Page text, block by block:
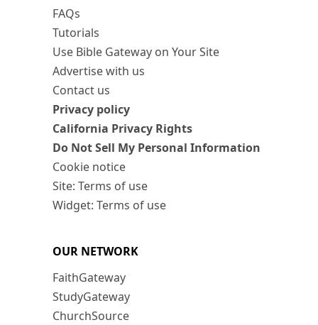
FAQs
Tutorials
Use Bible Gateway on Your Site
Advertise with us
Contact us
Privacy policy
California Privacy Rights
Do Not Sell My Personal Information
Cookie notice
Site: Terms of use
Widget: Terms of use
OUR NETWORK
FaithGateway
StudyGateway
ChurchSource